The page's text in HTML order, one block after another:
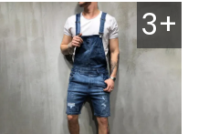
3+